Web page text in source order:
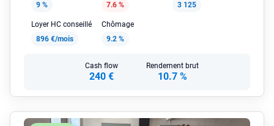
9 %
7.6 %
3 125
Loyer HC conseillé
896 €/mois
Chômage
9.2 %
Cash flow
240 €
Rendement brut
10.7 %